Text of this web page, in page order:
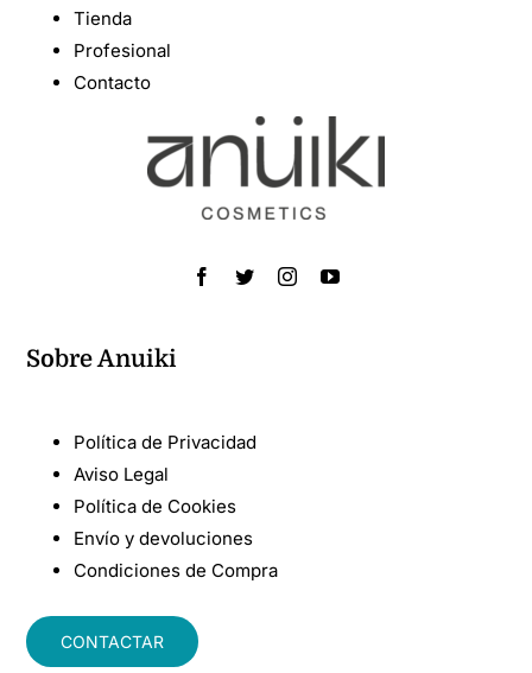
Tienda
Profesional
Contacto
Sobre Anuiki
Política de Privacidad
Aviso Legal
Política de Cookies
Envío y devoluciones
Condiciones de Compra
CONTACTAR